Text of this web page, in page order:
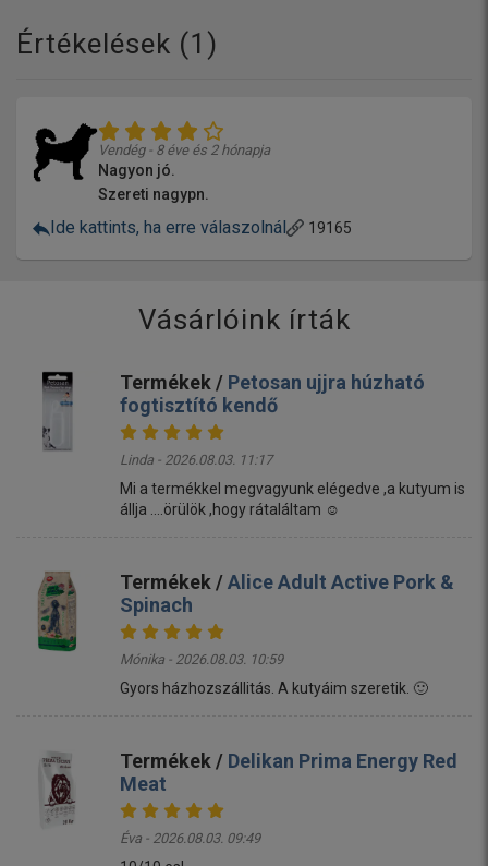
Értékelések (1 )
Vendég - 8 éve és 2 hónapja
Nagyon jó.
Szereti nagypn.
Ide kattints, ha erre válaszolnál 19165
Vásárlóink írták
Termékek / Petosan ujjra húzható
fogtisztító kendő
Linda - 2026.08.03. 11:17
Mi a termékkel megvagyunk elégedve ,a kutyum is
állja ....örülök ,hogy rátaláltam ☺️
Termékek /Alice Adult Active Pork &
Spinach
Mónika - 2026.08.03. 10:59
Gyors házhozszállitás. A kutyáim szeretik. 🙂
Termékek / Delikan Prima Energy Red
Meat
Éva - 2026.08.03. 09:49